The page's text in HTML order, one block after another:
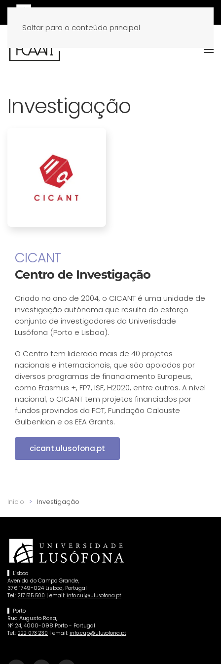
Saltar para o conteúdo principal
Investigação
CICANT
Centro de Investigação
Criado no ano de 2004, o CICANT é uma unidade de
investigação autónoma que resulta do esforço
conjunto de investigadores da Univerisdade
Lusófona (Porto e Lisboa).
O Centro tem liderado mais de 40 projetos
nacionais e internacionais, que são apoiados por
diversos programas de financiamento Europeus,
como Erasmus +, FP7, ISF, H2020, entre outros. A nível
nacional, o CICANT tem projetos financiados por
fundos provindos da FCT, Fundação Calouste
Gulbenkian e os EEA Grants.
cicant.ulusofona.pt
Início Investigação
Lisboa
Avenida do Campo Grande,
376 1749-024 Lisboa, Portugal
Tel.: 217 515 500 | email: info.cul@ulusofona.pt
Porto
Rua Augusto Rosa,
Nº 24, 4000-098 Porto - Portugal
Tel.: 222 073 230 | email: info.cup@ulusofona.pt